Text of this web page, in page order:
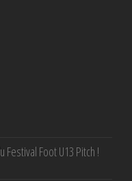
Foot U13 Pitch !